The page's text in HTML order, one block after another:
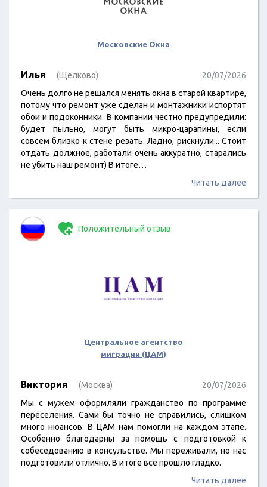
Московские Окна
Илья (Щелково)
20/07/2026
Очень долго не решался менять окна в старой квартире,
потому что ремонт уже сделан и монтажники испортят
обои и подоконники. В компании честно предупредили:
будет пыльно, могут быть микро-царапины, если
совсем близко к стене резать. Ладно, рискнули... Стоит
отдать должное, работали очень аккуратно, старались
не убить наш ремонт) В итоге…
Читать далее
Положительный отзыв
Центральное агентство
миграции (ЦАМ)
Виктория (Москва)
20/07/2026
Мы с мужем оформляли гражданство по программе
переселения. Сами бы точно не справились, слишком
много нюансов. В ЦАМ нам помогли на каждом этапе.
Особенно благодарны за помощь с подготовкой к
собеседованию в консульстве. Мы переживали, но нас
подготовили отлично. В итоге все прошло гладко.
Читать далее